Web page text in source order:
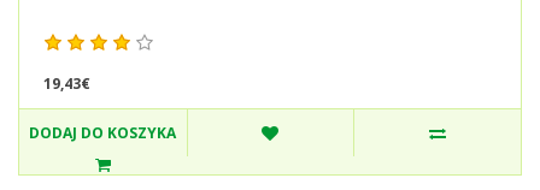
19,43€
DODAJ DO KOSZYKA